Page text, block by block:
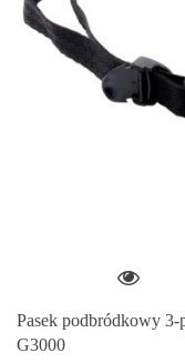
Pasek podbródkowy
G3000